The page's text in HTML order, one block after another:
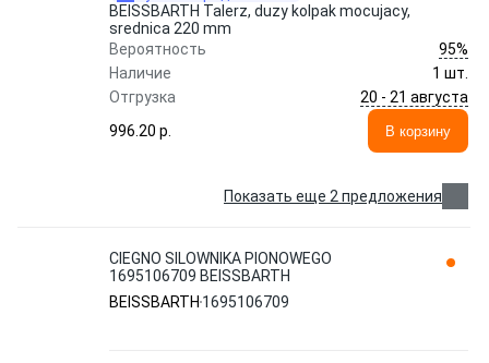
BEISSBARTH Talerz, duzy kolpak mocujacy,
srednica 220 mm
Вероятность
95%
Наличие
1 шт.
Отгрузка
20 - 21 августа
996.20 p.
В корзину
Показать еще 2 предложения
CIEGNO SILOWNIKA PIONOWEGO
1695106709 BEISSBARTH
BEISSBARTH 1695106709